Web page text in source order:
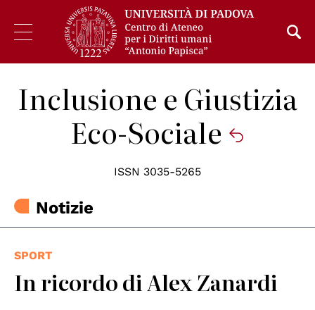
Inclusione e Giustizia
Eco-Sociale
ISSN 3035-5265
Notizie
SPORT
In ricordo di Alex Zanardi